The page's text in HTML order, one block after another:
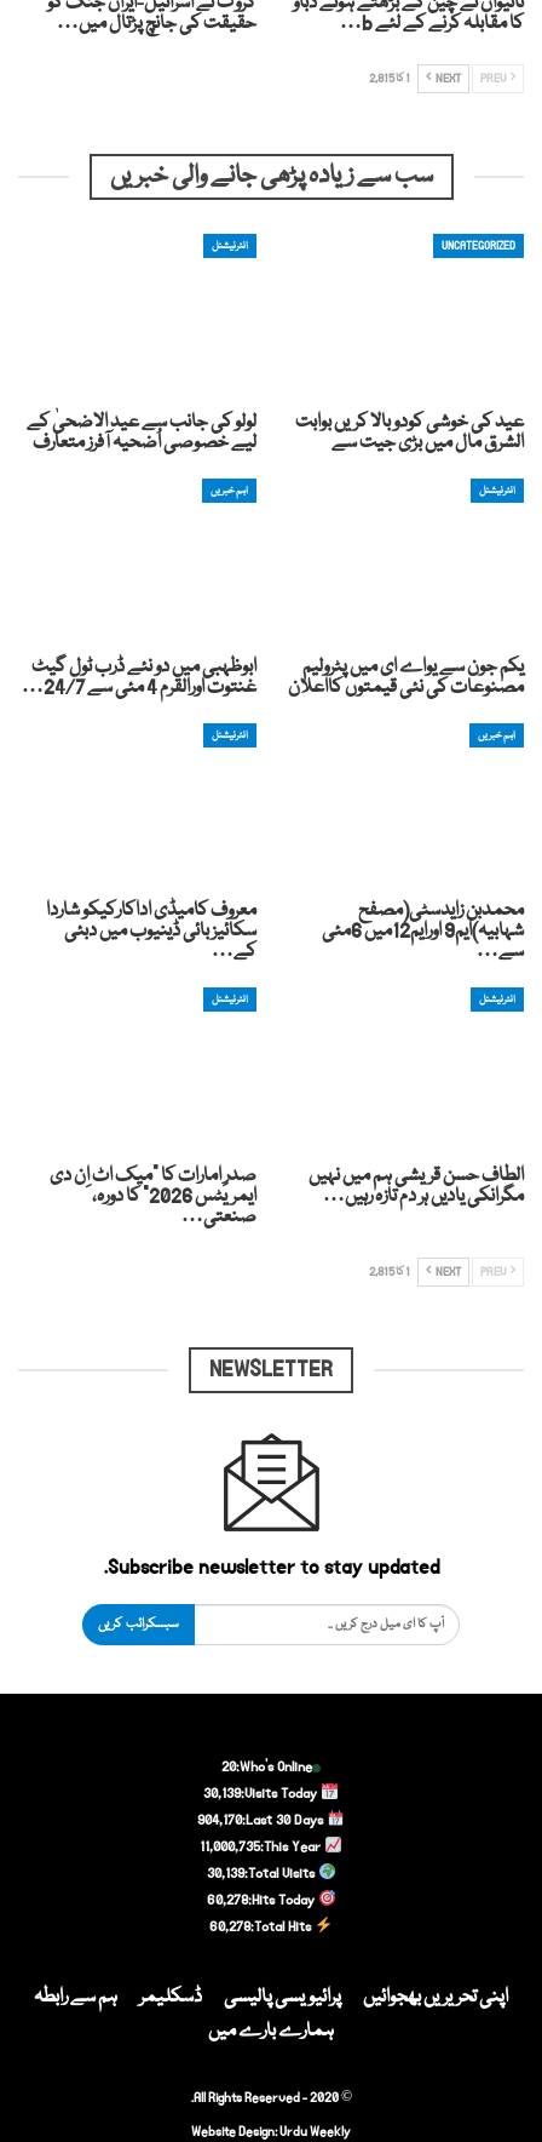
کا مقابلہ کرنے کے لئے b… حقیقت کی جانچ پڑتال میں…
NEXT 1 کا 2,815
سب سے زیادہ پڑھی جانے والی خبریں
UNCATEGORIZED
عید کی خوشی کودوبالا کریں بوابت
الشرق مال میں بڑی جیت سے
انٹرنیشنل
لولو کی جانب سے عید الاضحیٰ کے
لیے خصوصی اُضحیہ آفرز متعارف
انٹرنیشنل
یکم جون سے یواے ای میں پٹرولیم
مصنوعات کی نئی قیمتوں کااعلان
اہم خبریں
ابوظہبی میں دو نئے ڈرب ٹول گیٹ
غنتوت اورالقرم 4 مئی سے 24/7…
اہم خبریں
محمدبن زایدسٹی(مصفح
شہابیہ)ایم9 اورایم12میں 6مئی
سے…
انٹرنیشنل
معروف کامیڈی اداکارکیکو شاردا
سکائیز بائی ڈینیوب میں دبئی
کے…
انٹرنیشنل
الطاف حسن قریشی ہم میں نہیں
مگرانکی یادیں ہر دم تازہ رہیں…
انٹرنیشنل
صدرِ امارات کا “میک اٹ اِن دی
ایمریٹس 2026” کا دورہ،
صنعتی…
NEXT 1 کا 2,815
NEWSLETTER
Subscribe newsletter to stay updated.
سبسکرائب کریں
Who's Online:
20
Visits Today:
30,139
Last 30 Days:
904,170
11,000,735
Total Visits:
30,139
Hits Today:
60,278
Total Hits:
60,278
اپنی تحریریں بھجوائیں پرائیویسی پالیسی ڈسکلیمر
ہم سے رابطہ
ہمارے بارے میں
© 2020 - All Rights Reserved.
Website Design:Urdu Weekly